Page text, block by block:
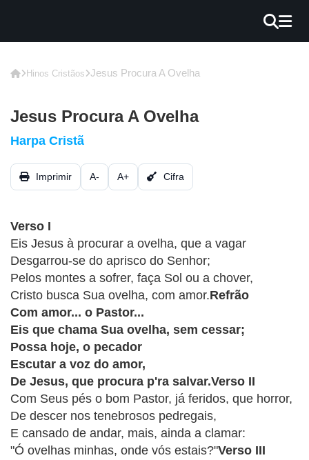
GRÁTIS
GUITAR
CIFRA
VÍDEO
HINOS
CRISTÃOS
TEORIA
MUSICAL
MINI
DOC
REVIEW
Hinos Cristãos Jesus Procura A Ovelha
Jesus Procura A Ovelha
Harpa Cristã
Imprimir A- A+ Cifra
Verso I
Eis Jesus à procurar a ovelha, que a vagar
Desgarrou-se do aprisco do Senhor;
Pelos montes a sofrer, faça Sol ou a chover,
Cristo busca Sua ovelha, com amor.Refrão
Com amor... o Pastor...
Eis que chama Sua ovelha, sem cessar;
Possa hoje, o pecador
Escutar a voz do amor,
De Jesus, que procura p'ra salvar.Verso II
Com Seus pés o bom Pastor, já feridos, que horror,
De descer nos tenebrosos pedregais,
E cansado de andar, mais, ainda a clamar:
"Ó ovelhas minhas, onde vós estais?"Verso III